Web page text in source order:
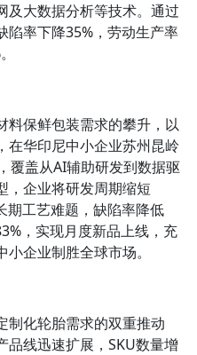
及大数据分析等技术。通过
陷率下降35%，劳动生产率
料保鲜包装需求的攀升，以
在华印尼中小企业苏州昆岭
覆盖从AI辅助研发到数据驱
，企业将研发周期缩短
期工艺难题，缺陷率降低
，实现月度新品上线，充
企业制胜全球市场。
制化轮胎需求的双重推动
品线迅速扩展，SKU数量增